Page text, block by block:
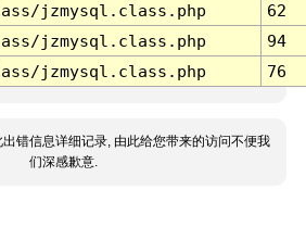
jzmysql.class.php
62
jzmysql.class.php
94
jzmysql.class.php 76
出错信息详细记录, 由此给您带来的访问不便我
们深感歉意.